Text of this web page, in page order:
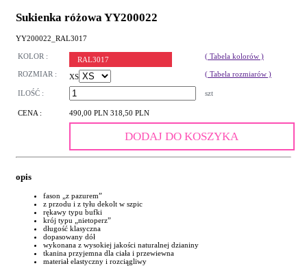
Sukienka różowa YY200022
YY200022_RAL3017
KOLOR : RAL3017 ( Tabela kolorów )
ROZMIAR : XS ( Tabela rozmiarów )
ILOŚĆ : szt
CENA : 490,00 PLN 318,50 PLN
DODAJ DO KOSZYKA
opis
fason „z pazurem”
z przodu i z tyłu dekolt w szpic
rękawy typu bufki
krój typu „nietoperz”
długość klasyczna
dopasowany dół
wykonana z wysokiej jakości naturalnej dzianiny
tkanina przyjemna dla ciała i przewiewna
materiał elastyczny i rozciągliwy